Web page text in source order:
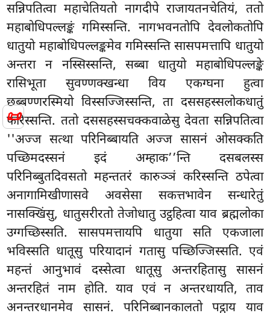
📜
सन्निपतित्वा महाचेतियतो नागदीपे राजायतनचेतियं, ततो
महाबोधिपल्लङ्कं गमिस्सन्ति. नागभवनतोपि देवलोकतोपि
धातुयो महाबोधिपल्लङ्कमेव गमिस्सन्ति सासपमत्तापि धातुयो
अन्तरा न नस्सिस्सन्ति, सब्बा धातुयो महाबोधिपल्लङ्के
रासिभूता सुवण्णक्खन्धा विय एकग्घना हुत्वा
छब्बण्णरस्मियो विस्सज्जिस्सन्ति, ता दससहस्सलोकधातुं
फरिस्सन्ति. ततो दससहस्सचक्कवाळेसु देवता सन्निपतित्वा
''अज्ज सत्था परिनिब्बायति अज्ज सासनं ओसक्कति
पच्छिमदस्सनं इदं अम्हाक’’न्ति दसबलस्स
परिनिब्बुतदिवसतो महन्ततरं कारुञ्ञं करिस्सन्ति ठपेत्वा
अनागामिखीणासवे अवसेसा सकत्तभावेन सन्धारेतुं
नासक्खिंसु, धातुसरीरतो तेजोधातु उट्ठहित्वा याव ब्रह्मलोका
उग्गच्छिस्सति. सासपमत्तायपि धातुया सति एकजाला
भविस्सति धातूसु परियादानं गतासु पच्छिज्जिस्सति. एवं
महन्तं आनुभावं दस्सेत्वा धातूसु अन्तरहितासु सासनं
अन्तरहितं नाम होति. याव एवं न अन्तरधायति, ताव
अनन्तरधानमेव सासनं. परिनिब्बानकालतो पट्ठाय याव